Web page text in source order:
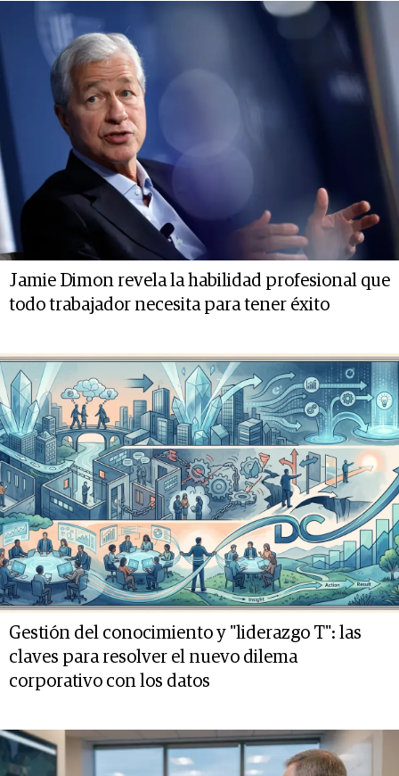
Jamie Dimon revela la habilidad profesional que
todo trabajador necesita para tener éxito
Gestión del conocimiento y "liderazgo T": las
claves para resolver el nuevo dilema
corporativo con los datos